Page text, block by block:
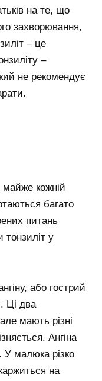
на те, що
захворювання,
– це
–
не рекомендує
майже кожній
багато
питань
тонзиліт у
або гострий
Ці два
мають різні
Ангіна
У малюка різко
на